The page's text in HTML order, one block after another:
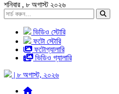
শনিবার , ৮ অগাস্ট ২০২৬
ভিডিও স্টোরি
ফটো স্টোরি
ফটোগ্যালারি
ভিডিও গ্যালারি
| ৮ অগাস্ট, ২০২৬